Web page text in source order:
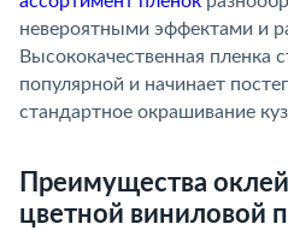
невероятными эффектами и
Высококачественная пленка
популярной и начинает
стандартное окрашивание
Преимущества
цветной виниловой